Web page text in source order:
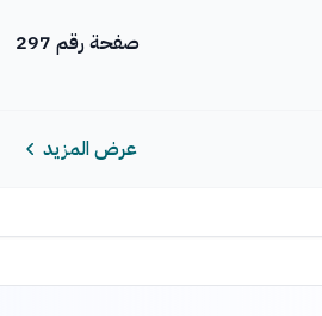
صفحة رقم 297
عرض المزيد